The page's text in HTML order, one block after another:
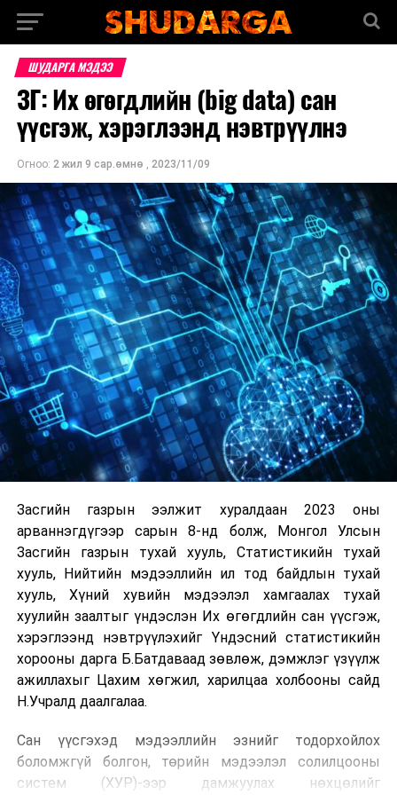
ШУДАРГА МЭДЭЭ
ЗГ: Их өгөгдлийн (big data) сан
үүсгэж, хэрэглээнд нэвтрүүлнэ
Огноо: 2 жил 9 сар.өмнө , 2023/11/09
Засгийн газрын ээлжит хуралдаан 2023 оны
арваннэгдүгээр сарын 8-нд болж, Монгол Улсын
Засгийн газрын тухай хууль, Статистикийн тухай
хууль, Нийтийн мэдээллийн ил тод байдлын тухай
хууль, Хүний хувийн мэдээлэл хамгаалах тухай
хуулийн заалтыг үндэслэн Их өгөгдлийн сан үүсгэж,
хэрэглээнд нэвтрүүлэхийг Үндэсний статистикийн
хорооны дарга Б.Батдаваад зөвлөж, дэмжлэг үзүүлж
ажиллахыг Цахим хөгжил, харилцаа холбооны сайд
Н.Учралд даалгалаа.
Сан үүсгэхэд мэдээллийн эзнийг тодорхойлох
боломжгүй болгон, төрийн мэдээлэл солилцооны
систем (ХУР)-ээр дамжуулах нөхцөлийг